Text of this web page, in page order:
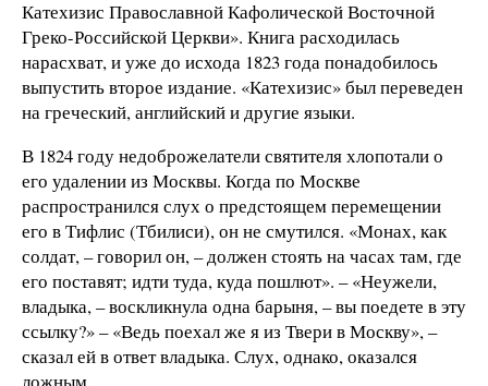
Катехизис Православной Кафолической Восточной
Греко-Российской Церкви». Книга расходилась
нарасхват, и уже до исхода 1823 года понадобилось
выпустить второе издание. «Катехизис» был переведен
на греческий, английский и другие языки.
В 1824 году недоброжелатели святителя хлопотали о
его удалении из Москвы. Когда по Москве
распространился слух о предстоящем перемещении
его в Тифлис (Тбилиси), он не смутился. «Монах, как
солдат, – говорил он, – должен стоять на часах там, где
его поставят; идти туда, куда пошлют». – «Неужели,
владыка, – воскликнула одна барыня, – вы поедете в эту
ссылку?» – «Ведь поехал же я из Твери в Москву», –
сказал ей в ответ владыка. Слух, однако, оказался